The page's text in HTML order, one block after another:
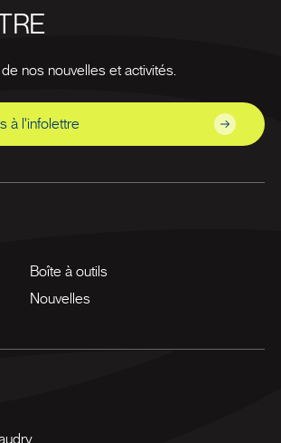
nos nouvelles et activités.
à l'infolettre
Boîte à outils
Nouvelles